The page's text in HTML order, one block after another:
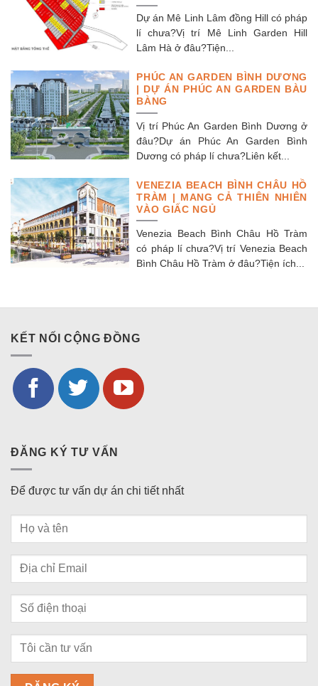
Dự án Mê Linh Lâm đồng Hill có pháp
lí chưa?Vị trí Mê Linh Garden Hill
Lâm Hà ở đâu?Tiện...
PHÚC AN GARDEN BÌNH DƯƠNG
| DỰ ÁN PHÚC AN GARDEN BÀU
BÀNG
Vị trí Phúc An Garden Bình Dương ở
đâu?Dự án Phúc An Garden Bình
Dương có pháp lí chưa?Liên kết...
VENEZIA BEACH BÌNH CHÂU HỒ
TRÀM | MANG CẢ THIÊN NHIÊN
VÀO GIẤC NGỦ
Venezia Beach Bình Châu Hồ Tràm
có pháp lí chưa?Vị trí Venezia Beach
Bình Châu Hồ Tràm ở đâu?Tiện ích...
KẾT NỐI CỘNG ĐỒNG
ĐĂNG KÝ TƯ VẤN
Để được tư vấn dự án chi tiết nhất